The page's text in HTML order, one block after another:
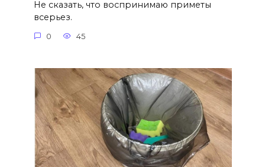
Не сказать, что воспринимаю приметы
всерьез.
0 45